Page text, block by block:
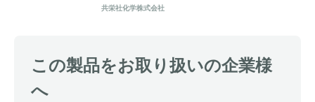
共栄社化学株式会社
この製品をお取り扱いの企業様
へ